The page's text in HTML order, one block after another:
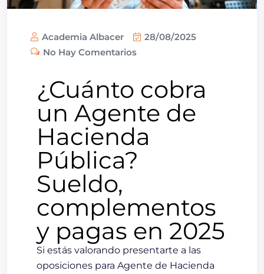
Academia Albacer
28/08/2025
No Hay Comentarios
¿Cuánto cobra
un Agente de
Hacienda
Pública?
Sueldo,
complementos
y pagas en 2025
Si estás valorando presentarte a las
oposiciones para Agente de Hacienda